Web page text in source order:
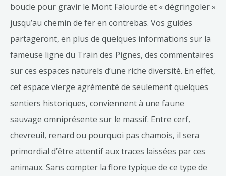
boucle pour gravir le Mont Falourde et « dégringoler »
jusqu’au chemin de fer en contrebas. Vos guides
partageront, en plus de quelques informations sur la
fameuse ligne du Train des Pignes, des commentaires
sur ces espaces naturels d’une riche diversité. En effet,
cet espace vierge agrémenté de seulement quelques
sentiers historiques, conviennent à une faune
sauvage omniprésente sur le massif. Entre cerf,
chevreuil, renard ou pourquoi pas chamois, il sera
primordial d’être attentif aux traces laissées par ces
animaux. Sans compter la flore typique de ce type de